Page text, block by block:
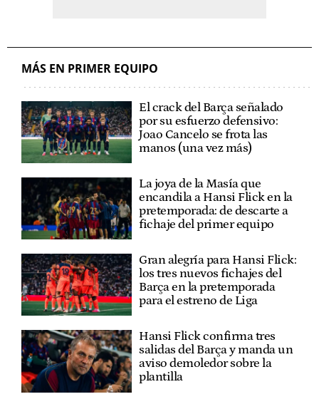
MÁS EN PRIMER EQUIPO
El crack del Barça señalado
por su esfuerzo defensivo:
Joao Cancelo se frota las
manos (una vez más)
La joya de la Masía que
encandila a Hansi Flick en la
pretemporada: de descarte a
fichaje del primer equipo
Gran alegría para Hansi Flick:
los tres nuevos fichajes del
Barça en la pretemporada
para el estreno de Liga
Hansi Flick confirma tres
salidas del Barça y manda un
aviso demoledor sobre la
plantilla